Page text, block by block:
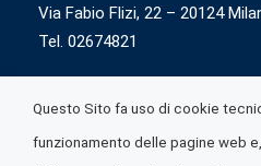
Via Fabio Flizi, 22 – 20124
Tel. 02674821
Questo Sito fa uso di cookie
funzionamento delle pagine web